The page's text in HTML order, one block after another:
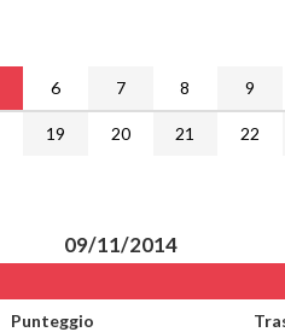
6 7 8 9
19 20 21 22
09/11/2014
Punteggio